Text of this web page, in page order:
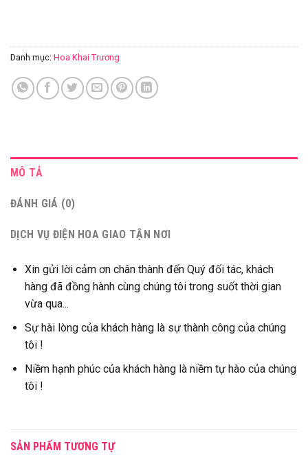
Danh mục: Hoa Khai Trương
MÔ TẢ
ĐÁNH GIÁ (0)
DỊCH VỤ ĐIỆN HOA GIAO TẬN NƠI
Xin gửi lời cảm ơn chân thành đến Quý đối tác, khách
hàng đã đồng hành cùng chúng tôi trong suốt thời gian
vừa qua...
Sự hài lòng của khách hàng là sự thành công của chúng
tôi !
Niềm hạnh phúc của khách hàng là niềm tự hào của chúng
tôi !
SẢN PHẨM TƯƠNG TỰ